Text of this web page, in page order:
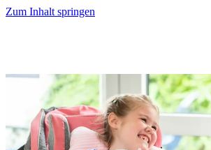
Zum Inhalt springen